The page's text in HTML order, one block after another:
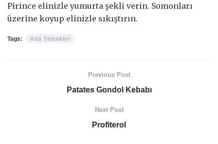
Pirince elinizle yumurta şekli verin. Somonları
üzerine koyup elinizle sıkıştırın.
Tags: Ana Yemekler
Previous Post
Patates Gondol Kebabı
Next Post
Profiterol